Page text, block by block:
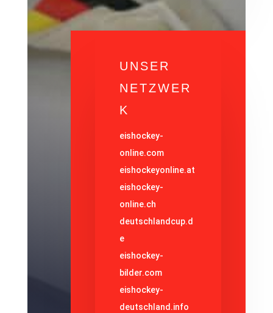
UNSER
NETZWER
K
eishockey-
online.com
eishockeyonline.at
eishockey-
online.ch
deutschlandcup.d
e
eishockey-
bilder.com
eishockey-
deutschland.info